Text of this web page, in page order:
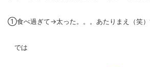
①食べ過ぎて→太った。。。あたりまえ（笑）
では